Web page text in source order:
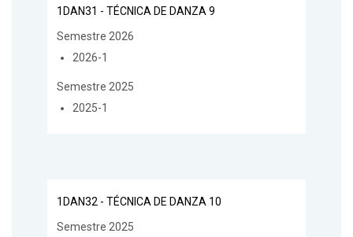
1DAN31 - TÉCNICA DE DANZA 9
Semestre 2026
2026-1
Semestre 2025
2025-1
1DAN32 - TÉCNICA DE DANZA 10
Semestre 2025